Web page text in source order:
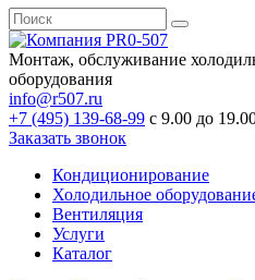
Монтаж, обслуживание
оборудования
info@r507.ru
+7 (495) 139-68-99 с 9.00 до
Заказать звонок
Кондиционирование
Холодильное
Вентиляция
Услуги
Каталог